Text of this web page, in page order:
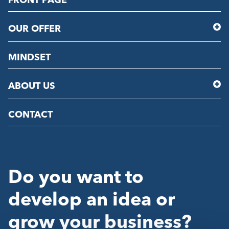
OUR OFFER
MINDSET
ABOUT US
CONTACT
Do you want to
develop an idea or
grow your business?